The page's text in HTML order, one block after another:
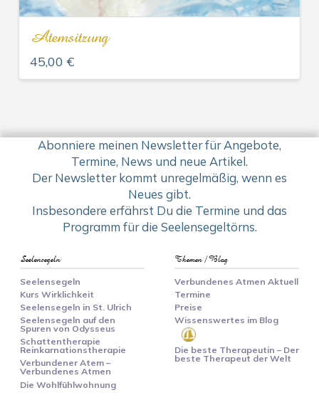
Atemsitzung
45,00 €
Abonniere meinen Newsletter für Angebote,
Termine, News und neue Artikel.
Der Newsletter kommt unregelmäßig, wenn es
Neues gibt.
Insbesondere erfährst Du die Termine und das
Programm für die Seelensegeltörns.
Seelensegeln
Seelensegeln
Kurs Wirklichkeit
Seelensegeln in St. Ulrich
Seelensegeln auf den
Spuren von Odysseus
Schattentherapie
Reinkarnationstherapie
Verbundener Atem –
Verbundenes Atmen
Die Wohlfühlwohnung
Themen / Blog
Verbundenes Atmen Aktuell
Termine
Preise
Wissenswertes im Blog
Die beste Therapeutin – Der
beste Therapeut der Welt